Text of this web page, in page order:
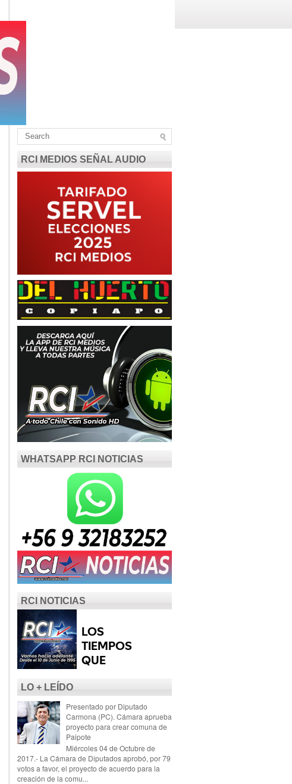
RCI MEDIOS SEÑAL AUDIO
WHATSAPP RCI NOTICIAS
RCI NOTICIAS
LO + LEÍDO
Presentado por Diputado
Carmona (PC). Cámara aprueba
proyecto para crear comuna de
Paipote
Miércoles 04 de Octubre de
2017.- La Cámara de Diputados aprobó, por 79
votos a favor, el proyecto de acuerdo para la
creación de la comu...